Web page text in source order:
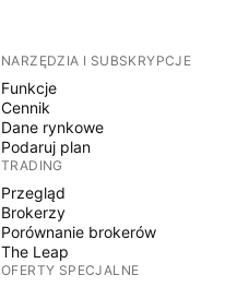
NARZĘDZIA I SUBSKRYPCJE
Funkcje
Cennik
Dane rynkowe
Podaruj plan
TRADING
Przegląd
Brokerzy
Porównanie brokerów
The Leap
OFERTY SPECJALNE